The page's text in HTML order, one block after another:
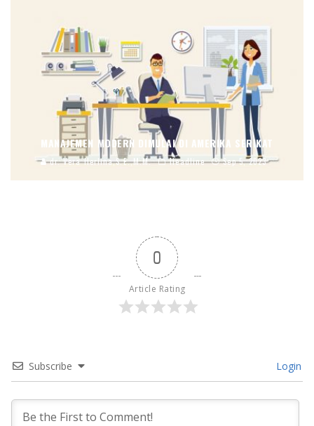
MANAJEMEN MODERN DIMULAI DI AMERIKA SERIKAT
dr. Vera Herlina,S.E.,M.M. Headline Sep 5, 2023
0
Article Rating
Subscribe Login